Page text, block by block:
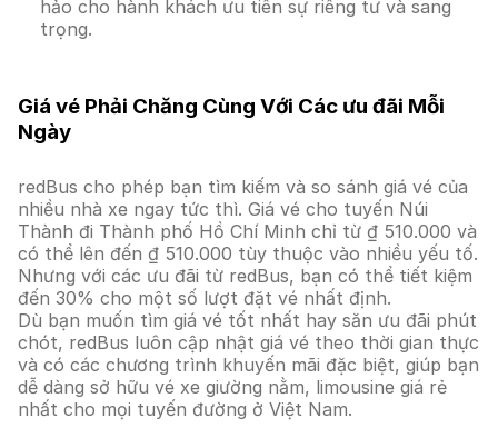
hảo cho hành khách ưu tiên sự riêng tư và sang
trọng.
Giá vé Phải Chăng Cùng Với Các ưu đãi Mỗi
Ngày
redBus cho phép bạn tìm kiếm và so sánh giá vé của
nhiều nhà xe ngay tức thì. Giá vé cho tuyến Núi
Thành đi Thành phố Hồ Chí Minh chỉ từ ₫ 510.000 và
có thể lên đến ₫ 510.000 tùy thuộc vào nhiều yếu tố.
Nhưng với các ưu đãi từ redBus, bạn có thể tiết kiệm
đến 30% cho một số lượt đặt vé nhất định.
Dù bạn muốn tìm giá vé tốt nhất hay săn ưu đãi phút
chót, redBus luôn cập nhật giá vé theo thời gian thực
và có các chương trình khuyến mãi đặc biệt, giúp bạn
dễ dàng sở hữu vé xe giường nằm, limousine giá rẻ
nhất cho mọi tuyến đường ở Việt Nam.